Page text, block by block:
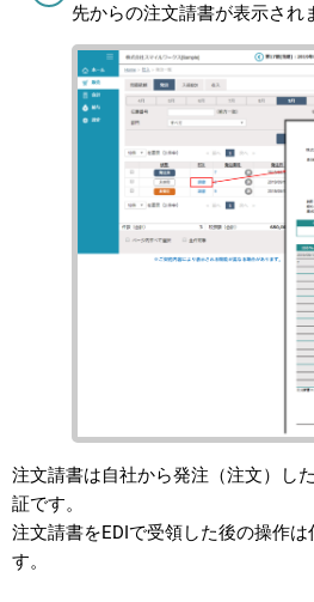
先からの注文請書が表示され
注文請書は自社から発注（注文）し
証です。
注文請書をEDIで受領した後の操作
す。